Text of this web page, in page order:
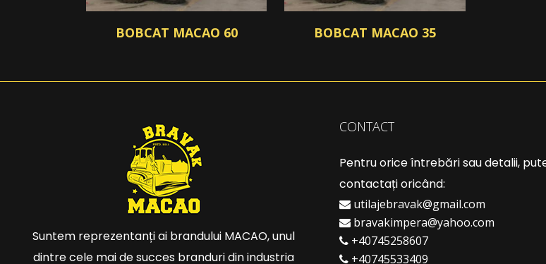
BOBCAT MACAO 60 BOBCAT MACAO 35
Suntem reprezentanți ai brandului MACAO, unul
dintre cele mai de succes branduri din industria
CONTACT
Pentru orice întrebări sau detalii,
contactați oricând:
utilajebravak@gmail.com
bravakimpera@yahoo.com
+40745258607
+40745533409